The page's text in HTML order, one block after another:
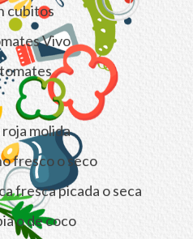
cubitos
Vivo
molida
fresco o seco
fresca picada o seca
o de coco